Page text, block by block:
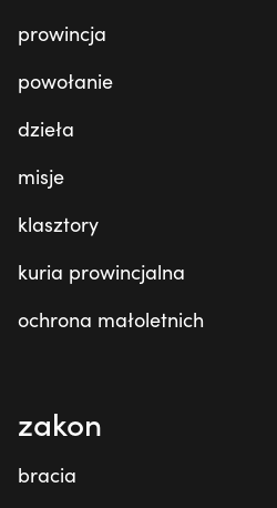
prowincja
powołanie
dzieła
misje
klasztory
kuria prowincjalna
ochrona małoletnich
zakon
bracia